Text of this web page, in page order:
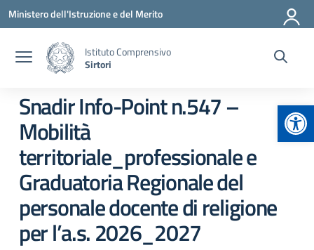
Vai ai contenuti
Vai al menu di navigazione
Vai al footer
Ministero dell'Istruzione e del Merito
Istituto Comprensivo
Sirtori
Snadir Info-Point n.547 –
Mobilità
territoriale_professionale e
Graduatoria Regionale del
personale docente di religione
per l’a.s. 2026_2027